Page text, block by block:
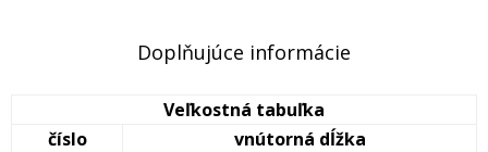
Doplňujúce informácie
Veľkostná tabuľka
číslo
vnútorná dĺžka